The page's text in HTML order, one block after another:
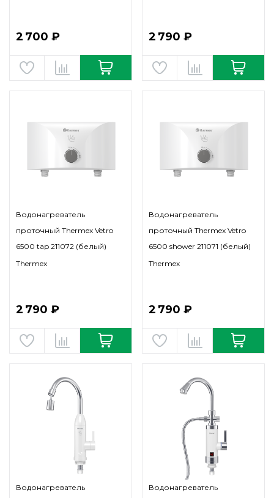
2 700 ₽ 2 790 ₽
Водонагреватель
проточный Thermex Vetro
6500 tap 211072 (белый)
Thermex
2 790 ₽
Водонагреватель
проточный Thermex Vetro
6500 shower 211071 (белый)
Thermex
2 790 ₽
Водонагреватель
Водонагреватель